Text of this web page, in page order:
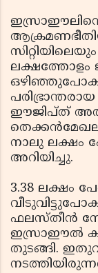
ലക്ഷത്തോളം
ഈജിപ്ത്
നാലു ലക്ഷം
അറിയിച്ചു.
3.38 ലക്ഷം
ഫലസ്തീന്‍
ഇസ്രാഈല്‍
തുടങ്ങി.